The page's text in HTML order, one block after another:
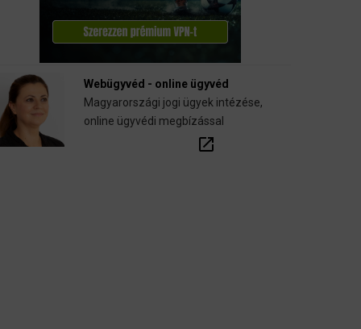
Webügyvéd - online ügyvéd
Magyarországi jogi ügyek intézése,
online ügyvédi megbízással
open_in_new